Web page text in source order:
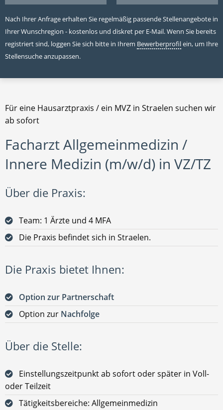
Nach Ihrer Anfrage erhalten Sie regelmäßig passende Stellenangebote in
Ihrer Wunschregion - kostenlos und diskret per E-Mail. Wenn Sie bereits
registriert sind, loggen Sie sich bitte in Ihrem Bewerberprofilein, um Ihre
Stellensuche anzupassen.
Für eine Hausarztpraxis / ein MVZ in Straelen suchen wir
ab sofort
Facharzt Allgemeinmedizin /
Innere Medizin (m/w/d) in VZ/TZ
Über die Praxis:
Team: 1 Ärzte und 4 MFA
Die Praxis befindet sich in Straelen.
Die Praxis bietet Ihnen:
Option zur Partnerschaft
Option zur Nachfolge
Über die Stelle:
Einstellungszeitpunkt ab sofort oder später in Voll-
oder Teilzeit
Tätigkeitsbereiche: Allgemeinmedizin